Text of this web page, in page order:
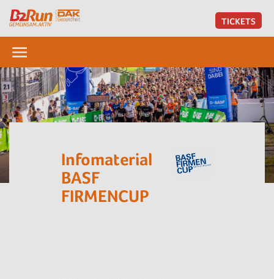
TICKETS
Infomaterial
BASF
FIRMENCUP